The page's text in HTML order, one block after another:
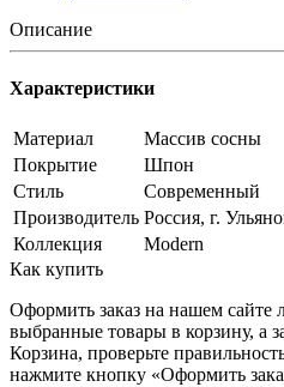
Описание
Характеристики
Материал
Массив сосны
Покрытие
Шпон
Стиль
Современный
Производитель Россия, г.
Коллекция
Modern
Как купить
Оформить заказ на нашем сайте
выбранные товары в корзину, а
Корзина, проверьте
нажмите кнопку «Оформить